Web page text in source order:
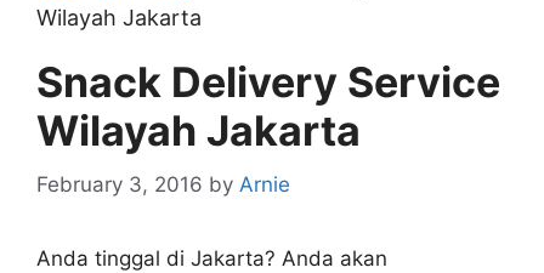
Wilayah Jakarta
Snack Delivery Service
Wilayah Jakarta
February 3, 2016 by Arnie
Anda tinggal di Jakarta? Anda akan